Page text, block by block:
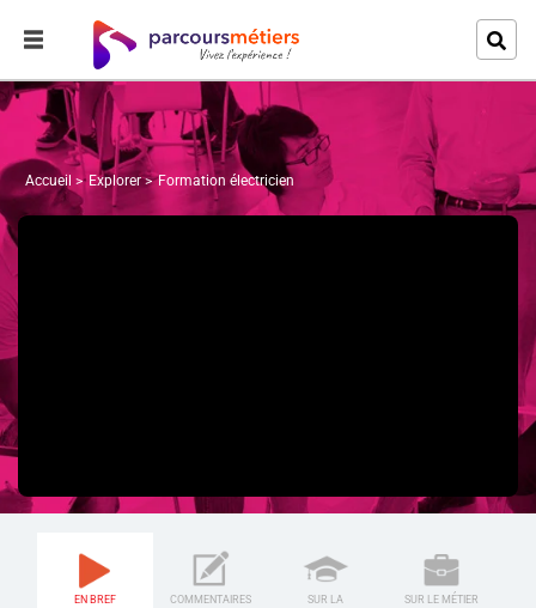
Accueil Explorer Formation électricien
EN BREF
COMMENTAIRES
SUR LA
SUR LE MÉTIER